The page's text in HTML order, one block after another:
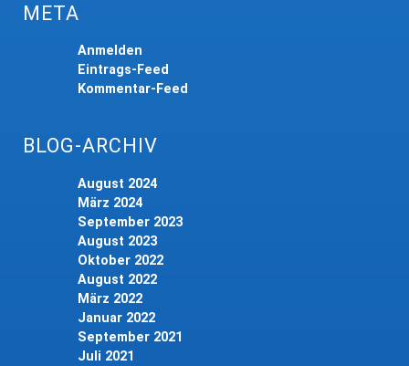
META
Anmelden
Eintrags-Feed
Kommentar-Feed
BLOG-ARCHIV
August 2024
März 2024
September 2023
August 2023
Oktober 2022
August 2022
März 2022
Januar 2022
September 2021
Juli 2021